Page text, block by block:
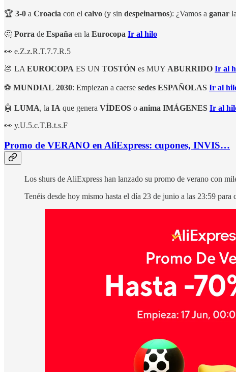
🏆 3-0 a Croacia con el calvo (y sin despeinarnos): ¿Vamos a ganar
🤔 Porra de España en la Eurocopa Ir al hilo
👀 e.Z.z.R.T.7.7.R.5
💩 LAEUROCOPA ES UN TOSTÓN es MUY ABURRIDO Ir al
⚽ MUNDIAL 2030: Empiezan a caerse sedes ESPAÑOLAS Ir al
🤖 LUMA, la IA que genera VÍDEOS o anima IMÁGENES Ir al
👀 y.U.5.c.T.B.t.s.F
Promo de VERANO en AliExpress: cupones, INVIS…
Los shurs de AliExpress han lanzado su promo de verano con
Tenéis desde hoy mismo hasta el día 23 de junio a las 23:59